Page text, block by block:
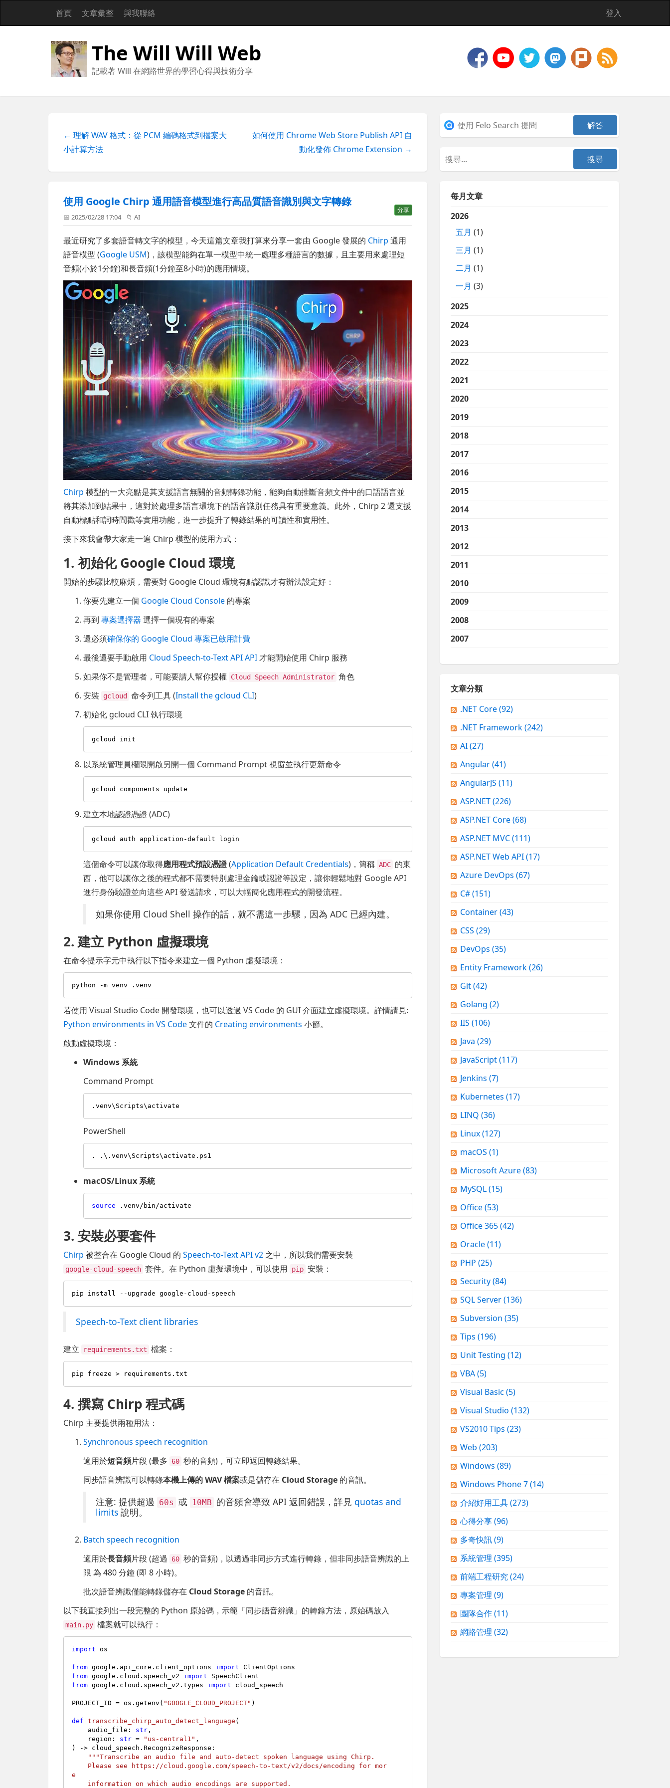
首頁 文章彙整 與我聯絡 登入
The Will Will Web
記載著 Will 在網路世界的學習心得與技術分享
← 理解 WAV 格式：從 PCM 編碼格式到檔案大
小計算方法
如何使用 Chrome Web Store Publish API 自
動化發佈 Chrome Extension →
使用 Google Chirp 通用語音模型進行高品質語音識別與文字轉錄
分享
📅 2025/02/28 17:04 📁AI
最近研究了多套語音轉文字的模型，今天這篇文章我打算來分享一套由 Google 發展的 Chirp 通用
語音模型 (Google USM)，該模型能夠在單一模型中統一處理多種語言的數據，且主要用來處理短
音頻(小於1分鐘)和長音頻(1分鐘至8小時)的應用情境。
Chirp 模型的一大亮點是其支援語言無關的音頻轉錄功能，能夠自動推斷音頻文件中的口語語言並
將其添加到結果中，這對於處理多語言環境下的語音識別任務具有重要意義。此外，Chirp 2 還支援
自動標點和詞時間戳等實用功能，進一步提升了轉錄結果的可讀性和實用性。
接下來我會帶大家走一遍 Chirp 模型的使用方式：
1. 初始化 Google Cloud 環境
開始的步驟比較麻煩，需要對 Google Cloud 環境有點認識才有辦法設定好：
你要先建立一個 Google Cloud Console 的專案
再到專案選擇器 選擇一個現有的專案
還必須確保你的 Google Cloud 專案已啟用計費
最後還要手動啟用 Cloud Speech-to-Text API API才能開始使用 Chirp 服務
如果你不是管理者，可能要請人幫你授權 Cloud Speech Administrator 角色
安裝
gcloud 命令列工具 (Install the gcloud CLI)
初始化 gcloud CLI 執行環境
以系統管理員權限開啟另開一個 Command Prompt 視窗並執行更新命令
建立本地認證憑證 (ADC)
這個命令可以讓你取得應用程式預設憑證(Application Default Credentials)，簡稱 ADC 的東
西，他可以讓你之後的程式都不需要特別處理金鑰或認證等設定，讓你輕鬆地對 Google API
進行身份驗證並向這些 API 發送請求，可以大幅簡化應用程式的開發流程。
如果你使用 Cloud Shell 操作的話，就不需這一步驟，因為 ADC 已經內建。
2. 建立 Python 虛擬環境
在命令提示字元中執行以下指令來建立一個 Python 虛擬環境：
若使用 Visual Studio Code 開發環境，也可以透過 VS Code 的 GUI 介面建立虛擬環境。詳情請見:
Python environments in VS Code文件的 Creating environments 小節。
啟動虛擬環境：
Windows 系統
Command Prompt
PowerShell
macOS/Linux 系統
source
3. 安裝必要套件
Chirp 被整合在 Google Cloud 的Speech-to-Text API v2 之中，所以我們需要安裝
google-cloud-speech 套件。在 Python 虛擬環境中，可以使用 pip 安裝：
Speech-to-Text client libraries
建立 requirements.txt 檔案：
4. 撰寫 Chirp 程式碼
Chirp 主要提供兩種用法：
Synchronous speech recognition
適用於短音頻片段 (最多 60 秒的音頻)，可立即返回轉錄結果。
同步語音辨識可以轉錄本機上傳的 WAV 檔案或是儲存在 Cloud Storage 的音訊。
注意: 提供超過 60s 或 10MB 的音頻會導致 API 返回錯誤，詳見 quotas and
limits 說明。
Batch speech recognition
適用於長音頻片段 (超過 60 秒的音頻)，以透過非同步方式進行轉錄，但非同步語音辨識的上
限 為 480 分鐘 (即 8 小時)。
批次語音辨識僅能轉錄儲存在 Cloud Storage 的音訊。
以下我直接列出一段完整的 Python 原始碼，示範「同步語音辨識」的轉錄方法，原始碼放入
main.py 檔案就可以執行：
import os
from google.api_core.client_options import
from google.cloud.speech_v2 import
from google.cloud.speech_v2.types import cloud_speech
PROJECT_ID = os.getenv( "GOOGLE_CLOUD_PROJECT" )
def transcribe_chirp_auto_detect_language (
    audio_file:
str ,
    region:
str = "us-central1"
) -> cloud_speech.RecognizeResponse:
"""Transcribe an audio file and auto-detect spoken language using Chirp.
e
每月文章
2026
五月 (1)
三月 (1)
二月 (1)
一月 (3)
2025
2024
2023
2022
2021
2020
2019
2018
2017
2016
2015
2014
2013
2012
2011
2010
2009
2008
2007
文章分類
.NET Core(92)
.NET Framework(242)
AI(27)
Angular(41)
AngularJS (11)
ASP.NET(226)
ASP.NET Core(68)
ASP.NET MVC(111)
ASP.NET Web API(17)
Azure DevOps (67)
C#(151)
Container(43)
CSS (29)
DevOps (35)
Entity Framework(26)
Git(42)
Golang (2)
IIS (106)
Java (29)
JavaScript(117)
Jenkins (7)
Kubernetes (17)
LINQ (36)
Linux(127)
macOS (1)
Microsoft Azure(83)
MySQL(15)
Office(53)
Office 365(42)
Oracle(11)
PHP (25)
Security(84)
SQL Server(136)
Subversion (35)
Tips (196)
Unit Testing (12)
VBA(5)
Visual Basic (5)
Visual Studio (132)
VS2010 Tips (23)
Web (203)
Windows (89)
Windows Phone 7(14)
介紹好用工具(273)
心得分享(96)
多奇快訊(9)
系統管理 (395)
前端工程研究(24)
專案管理 (9)
團隊合作(11)
網路管理 (32)